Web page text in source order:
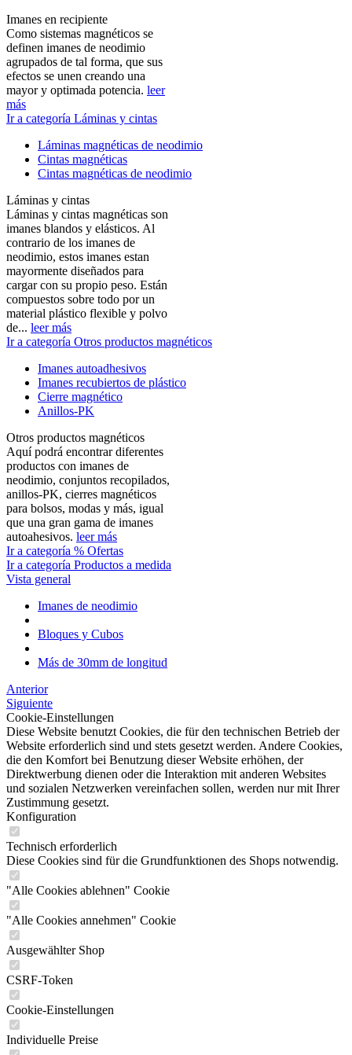
Imanes en recipiente
Como sistemas magnéticos se
definen imanes de neodimio
agrupados de tal forma, que sus
efectos se unen creando una
mayor y optimada potencia. leer
más
Ir a categoría Láminas y cintas
Láminas magnéticas de neodimio
Cintas magnéticas
Cintas magnéticas de neodimio
Láminas y cintas
Láminas y cintas magnéticas son
imanes blandos y elásticos. Al
contrario de los imanes de
neodimio, estos imanes estan
mayormente diseñados para
cargar con su propio peso. Están
compuestos sobre todo por un
material plástico flexible y polvo
de... leer más
Ir a categoría Otros productos magnéticos
Imanes autoadhesivos
Imanes recubiertos de plástico
Cierre magnético
Anillos-PK
Otros productos magnéticos
Aquí podrá encontrar diferentes
productos con imanes de
neodimio, conjuntos recopilados,
anillos-PK, cierres magnéticos
para bolsos, modas y más, igual
que una gran gama de imanes
autoahesivos. leer más
Ir a categoría % Ofertas
Ir a categoría Productos a medida
Vista general
Imanes de neodimio
Bloques y Cubos
Más de 30mm de longitud
Anterior
Siguiente
Cookie-Einstellungen
Diese Website benutzt Cookies, die für den technischen Betrieb der
Website erforderlich sind und stets gesetzt werden. Andere Cookies,
die den Komfort bei Benutzung dieser Website erhöhen, der
Direktwerbung dienen oder die Interaktion mit anderen Websites
und sozialen Netzwerken vereinfachen sollen, werden nur mit Ihrer
Zustimmung gesetzt.
Konfiguration
Technisch erforderlich
Diese Cookies sind für die Grundfunktionen des Shops notwendig.
"Alle Cookies ablehnen" Cookie
"Alle Cookies annehmen" Cookie
Ausgewählter Shop
CSRF-Token
Cookie-Einstellungen
Individuelle Preise